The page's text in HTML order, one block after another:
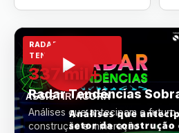
RADAR
TENDÊNCIAS
ASSISTIR AGORA
337 mil+
Radar Tendências
Análises que antecipam o
construção e mineração